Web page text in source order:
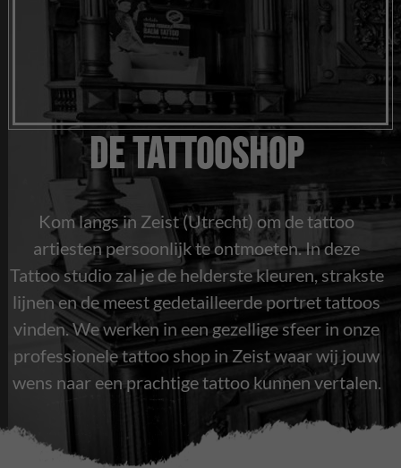
De Tattooshop
Kom langs in Zeist (Utrecht) om de tattoo
artiesten persoonlijk te ontmoeten. In deze
Tattoo studio zal je de helderste kleuren, strakste
lijnen en de meest gedetailleerde portret tattoos
vinden. We werken in een gezellige sfeer in onze
professionele tattoo shop in Zeist waar wij jouw
wens naar een prachtige tattoo kunnen vertalen.